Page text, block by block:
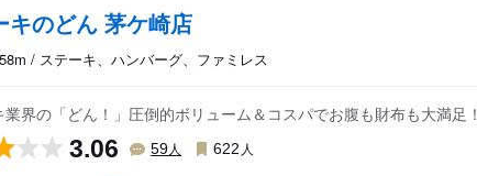
キのどん 茅ケ崎店
/ ステーキ、ハンバーグ、ファミレス
業界の「どん！」圧倒的ボリューム＆コスパでお腹も財布も大満足！
3.06 59人 622 人